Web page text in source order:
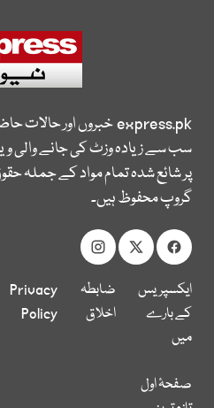
express.pkخبروں اور حالات
سب سے زیادہ وزٹ کی جانے
پر شائع شدہ تمام مواد کے جملہ
گروپ محفوظ ہیں۔
ایکسپریس
کے بارے
میں
ضابطہ
اخلاق
Privacy
Policy
صفحۂ اول